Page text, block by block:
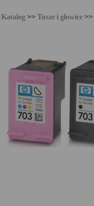
Sklep internetowy
Katalog >> Tusze i głowice >>